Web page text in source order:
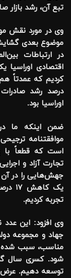
تبع آن، رشد بازار
وی در مورد نقش
موضوع بعدی
در ارتباطات
اقتصادی اوراسیا
درصد رشد صادرات
اوراسیا بود.
ضمن اینکه ما
موافقتنامه
است که قطعاً با
تجارت آزاد و
جهش‌هایی را در آن
یک
تجربه کردیم.
وی افزود: این عدد
جهاد و مجموعه
مناسب، سبب شده
شود. کسری سال